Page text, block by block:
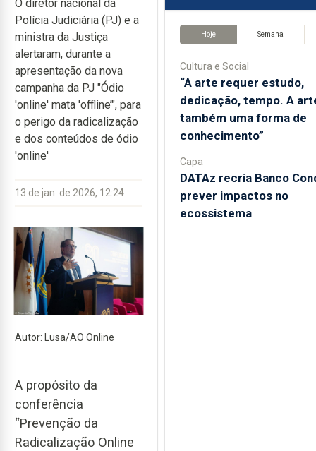
O diretor nacional da
Polícia Judiciária (PJ) e a
ministra da Justiça
alertaram, durante a
apresentação da nova
campanha da PJ "Ódio
'online' mata 'offline’", para
o perigo da radicalização
e dos conteúdos de ódio
'online'
13 de jan. de 2026, 12:24
Autor: Lusa/AO Online
A propósito da
conferência
“Prevenção da
Radicalização Online
Hoje Semana
Cultura e Social
“A arte requer estudo,
dedicação, tempo. A
também uma forma de
conhecimento”
Capa
DATAz recria Banco
prever impactos no
ecossistema